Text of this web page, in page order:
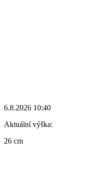
6.8.2026 10:40
Aktuální výška:
26 cm